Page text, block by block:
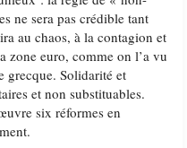
ne sera pas crédible tant
au chaos, à la contagion et
zone euro, comme on l’a vu
grecque. Solidarité et
et non substituables.
six réformes en